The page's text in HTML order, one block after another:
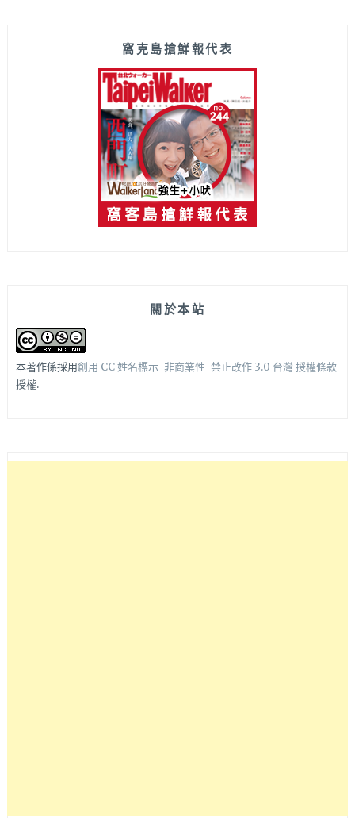
窩克島搶鮮報代表
關於本站
本著作係採用創用 CC 姓名標示-非商業性-禁止改作 3.0 台灣 授權條款
授權.